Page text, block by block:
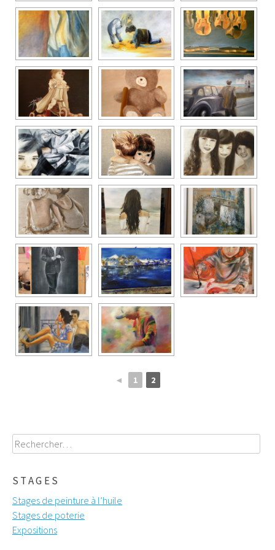
◄ 1 2
Rechercher :
STAGES
Stages de peinture à l’huile
Stages de poterie
Expositions